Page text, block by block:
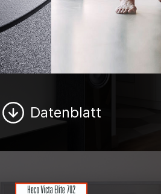
Datenblatt